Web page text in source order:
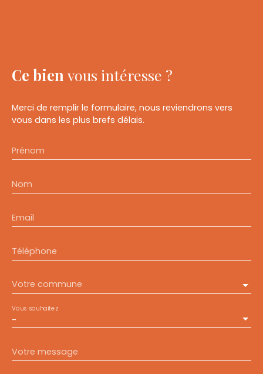
Ce bien vous intéresse ?
Merci de remplir le formulaire, nous reviendrons vers
vous dans les plus brefs délais.
Prénom
Nom
Email
Téléphone
Votre commune
-
Vous souhaitez
Votre message